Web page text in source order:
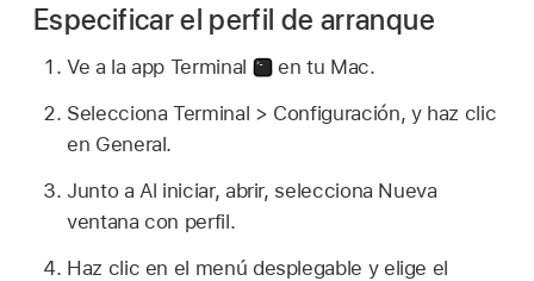
Especificar el perfil de arranque
Ve a la app Terminal
en tu Mac.
Selecciona Terminal > Configuración, y haz clic
en General.
Junto a Al iniciar, abrir, selecciona Nueva
ventana con perfil.
Haz clic en el menú desplegable y elige el